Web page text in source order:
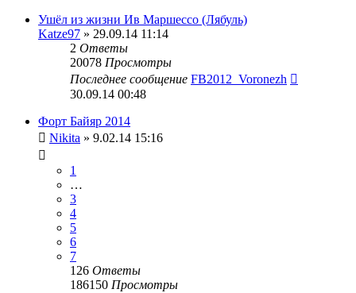
Ушёл из жизни Ив Маршессо (Лябуль)
Katze97 » 29.09.14 11:14
2 Ответы
20078 Просмотры
Последнее сообщение FB2012_Voronezh
30.09.14 00:48
Форт Байяр 2014
Nikita » 9.02.14 15:16
1
…
3
4
5
6
7
126 Ответы
186150 Просмотры